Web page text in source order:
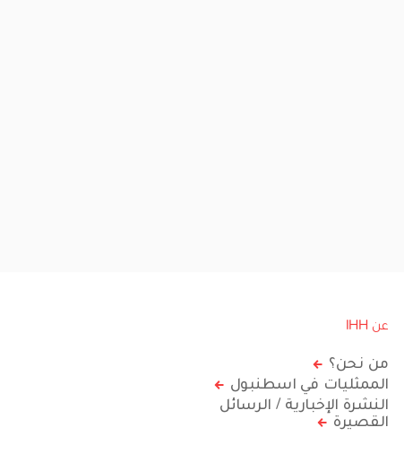
عن IHH
من نحن؟
الممثليات في اسطنبول
النشرة الإخبارية / الرسائل
القصيرة